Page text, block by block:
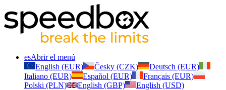
esAbrir el menú
English (EUR)
Česky (CZK)
Deutsch (EUR)
Italiano (EUR)
Español (EUR)
Français (EUR)
Polski (PLN)
English (GBP) English (USD)